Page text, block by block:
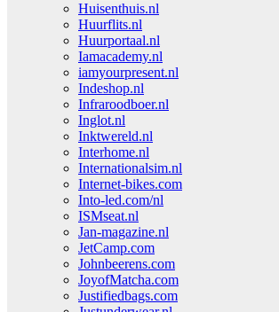
Huisenthuis.nl
Huurflits.nl
Huurportaal.nl
Iamacademy.nl
iamyourpresent.nl
Indeshop.nl
Infraroodboer.nl
Inglot.nl
Inktwereld.nl
Interhome.nl
Internationalsim.nl
Internet-bikes.com
Into-led.com/nl
ISMseat.nl
Jan-magazine.nl
JetCamp.com
Johnbeerens.com
JoyofMatcha.com
Justifiedbags.com